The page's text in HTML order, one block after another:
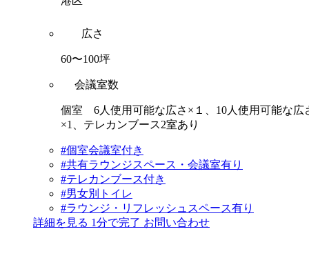
広さ
60〜100坪
会議室数
個室 6人使用可能な広さ×１、10人使用可能な広
×1、テレカンブース2室あり
#個室会議室付き
#共有ラウンジスペース・会議室有り
#テレカンブース付き
#男女別トイレ
#ラウンジ・リフレッシュスペース有り
詳細を見る 1分で完了 お問い合わせ